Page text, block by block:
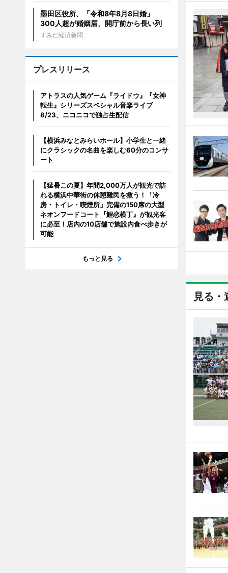
見る・
墨田区役所、「令和8年8月8日婚」
300人超が婚姻届、開庁前から長い列
すみだ経済新聞
プレスリリース
アトラスの人気ゲーム『ライドウ』『女神
転生』シリーズスペシャル音楽ライブ
8/23、ニコニコで独占生配信
【横浜みなとみらいホール】小学生と一緒
にクラシックの名曲を楽しむ60分のコンサ
ート
【猛暑この夏】年間2,000万人が観光で訪
れる横浜中華街の休憩難民を救う！「冷
房・トイレ・喫煙所」完備の150席の大型
ネオンフードコート『鯉恋横丁』が観光客
に必至！店内の10店舗で施設内食べ歩きが
可能
もっと見る